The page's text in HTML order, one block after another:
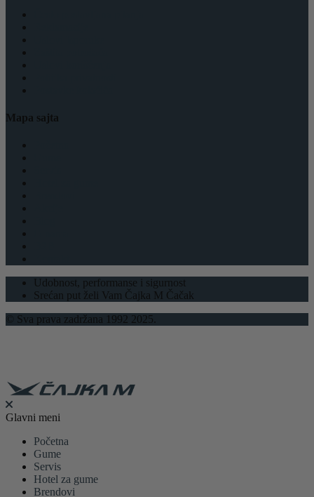
Mapa sajta
Udobnost, performanse i sigurnost
Srećan put želi Vam Čajka M Čačak
© Sva prava zadržana 1992 2025.
Glavni meni
Početna
Gume
Servis
Hotel za gume
Brendovi